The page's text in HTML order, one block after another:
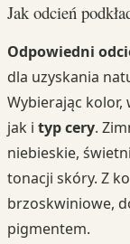
Jak odcień
Odpowiedni
dla uzyskania
Wybierając
jak i typ cery.
niebieskie,
tonacji skóry. Z
brzoskwiniowe,
pigmentem.